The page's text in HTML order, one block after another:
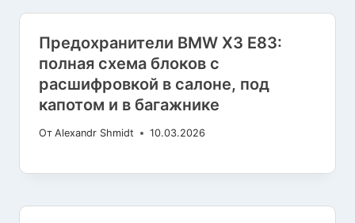
Предохранители BMW X3 E83:
полная схема блоков с
расшифровкой в салоне, под
капотом и в багажнике
От Alexandr Shmidt 10.03.2026